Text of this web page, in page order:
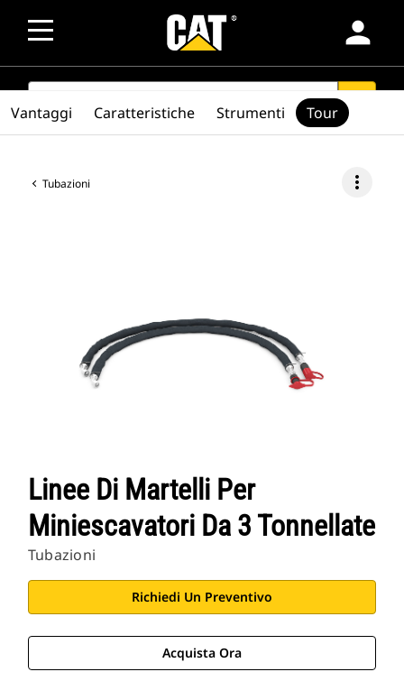
person
SEARCH search
Tubazioni more_vert
Linee Di Martelli Per
Miniescavatori Da 3 Tonnellate
Tubazioni
Richiedi Un Preventivo
Acquista Ora
Vantaggi Caratteristiche Strumenti Tour